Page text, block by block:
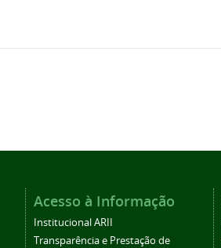
Acesso à Informação
Institucional ARII
Transparência e Prestação de